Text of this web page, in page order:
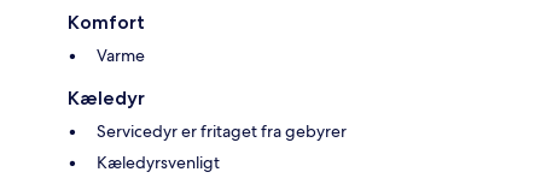
Komfort
Varme
Kæledyr
Servicedyr er fritaget fra gebyrer
Kæledyrsvenligt